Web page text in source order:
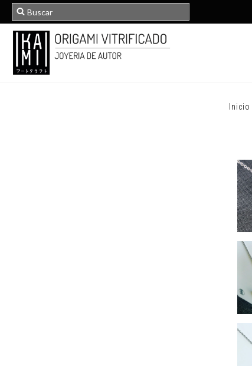
Inicio